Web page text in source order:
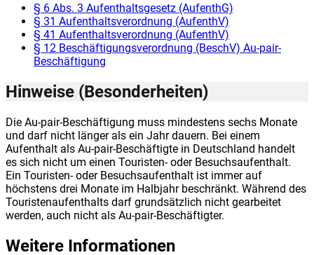
§ 6 Abs. 3 Aufenthaltsgesetz (AufenthG)
§ 31 Aufenthaltsverordnung (AufenthV)
§ 41 Aufenthaltsverordnung (AufenthV)
§ 12 Beschäftigungsverordnung (BeschV) Au-pair-
Beschäftigung
Hinweise (Besonderheiten)
Die Au-pair-Beschäftigung muss mindestens sechs Monate
und darf nicht länger als ein Jahr dauern. Bei einem
Aufenthalt als Au-pair-Beschäftigte in Deutschland handelt
es sich nicht um einen Touristen- oder Besuchsaufenthalt.
Ein Touristen- oder Besuchsaufenthalt ist immer auf
höchstens drei Monate im Halbjahr beschränkt. Während des
Touristenaufenthalts darf grundsätzlich nicht gearbeitet
werden, auch nicht als Au-pair-Beschäftigter.
Weitere Informationen